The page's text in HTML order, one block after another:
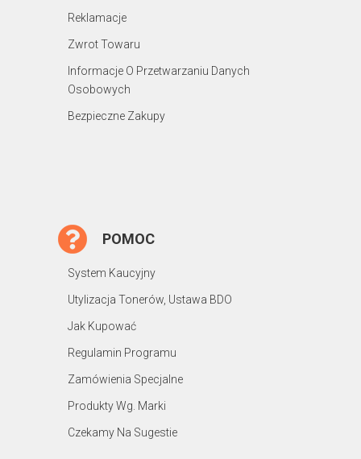
Reklamacje
Zwrot Towaru
Informacje O Przetwarzaniu Danych
Osobowych
Bezpieczne Zakupy
POMOC
System Kaucyjny
Utylizacja Tonerów, Ustawa BDO
Jak Kupować
Regulamin Programu
Zamówienia Specjalne
Produkty Wg. Marki
Czekamy Na Sugestie